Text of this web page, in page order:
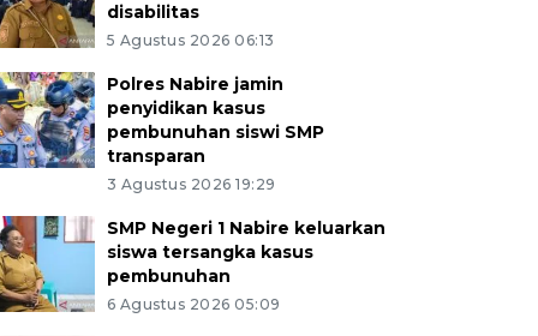
disabilitas
5 Agustus 2026 06:13
Polres Nabire jamin
penyidikan kasus
pembunuhan siswi SMP
transparan
3 Agustus 2026 19:29
SMP Negeri 1 Nabire keluarkan
siswa tersangka kasus
pembunuhan
6 Agustus 2026 05:09